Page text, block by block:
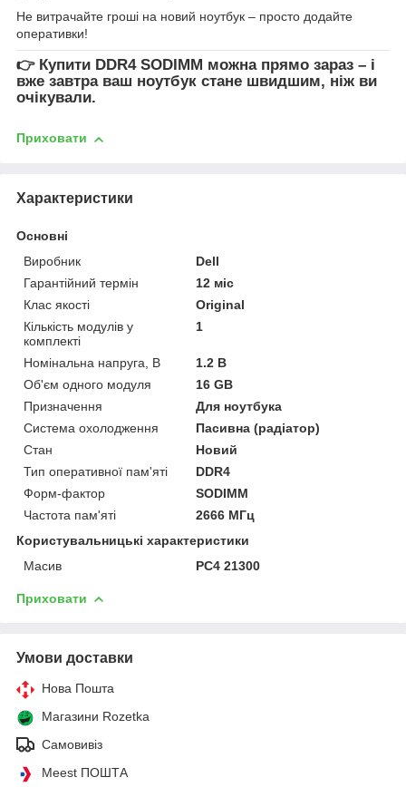
Не витрачайте гроші на новий ноутбук – просто додайте
оперативки!
👉 Купити DDR4 SODIMM можна прямо зараз – і
вже завтра ваш ноутбук стане швидшим, ніж ви
очікували.
Приховати
Характеристики
Основні
Виробник
Dell
Гарантійний термін
12 міс
Клас якості
Original
Кількість модулів у
комплекті
1
Номінальна напруга, В
1.2 В
Об'єм одного модуля
16 GB
Призначення
Для ноутбука
Система охолодження
Пасивна (радіатор)
Стан
Новий
Тип оперативної пам'яті
DDR4
Форм-фактор
SODIMM
Частота пам'яті
2666 МГц
Користувальницькі характеристики
Масив
PC4 21300
Приховати
Умови доставки
Нова Пошта
Магазини Rozetka
Самовивіз
Meest ПОШТА